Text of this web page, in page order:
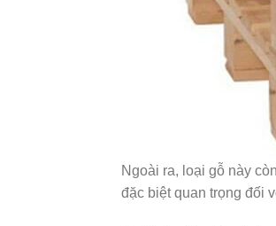
Ngoài ra, loại gỗ này
đặc biệt quan trọng đối